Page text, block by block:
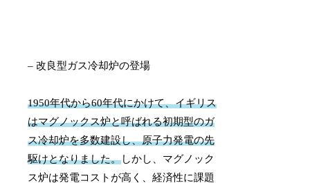
– 改良型ガス冷却炉の登場
1950年代から60年代にかけて、イギリス
はマグノックス炉と呼ばれる初期型のガ
ス冷却炉を多数建設し、原子力発電の先
駆けとなりました。しかし、マグノック
ス炉は発電コストが高く、経済性に課題